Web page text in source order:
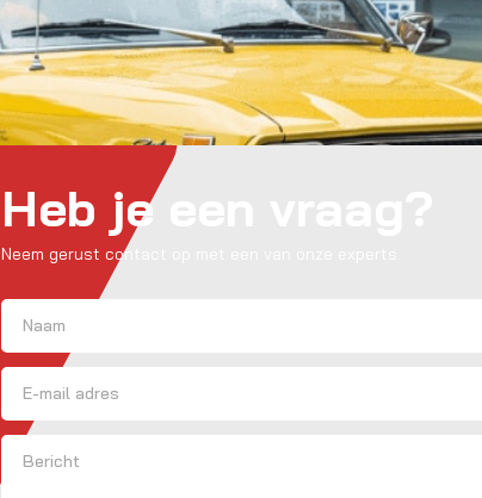
Heb je een vraag?
Neem gerust contact op met een van onze experts.
Naam
Voornaam
E-mailadres
Bericht